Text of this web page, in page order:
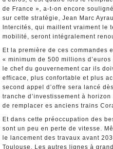
de France », a-t-on encore
sur cette stratégie, Jean Marc
Intercités, qui maillent vraiment le
mobilité, seront intégralement
Et la première de ces commandes
« minimum de 500 millions
le chef du gouvernement car ils
efficace, plus confortable et plus
second appel d’offre sera lancé
tranche d’investissement à
de remplacer es anciens trains
Et dans cette préoccupation des
sont un peu en perte de vitesse.
le lancement des travaux avant
Toulouse. Les autres lignes à